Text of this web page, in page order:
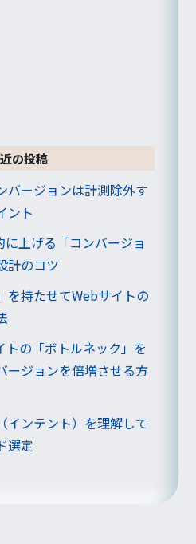
の投稿
バージョンは計測除外す
ント
に上げる「コンバージョ
計のコツ
を持たせてWebサイトの
トの「ボトルネック」を
ージョンを倍増させる方
インテント）を理解して
選定